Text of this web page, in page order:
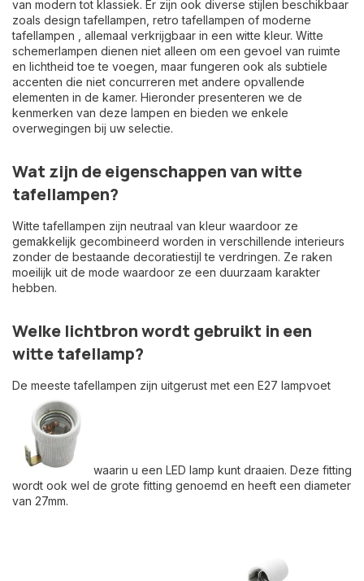
van modern tot klassiek. Er zijn ook diverse stijlen beschikbaar
zoals design tafellampen retro tafellampen of moderne
tafellampen , allemaal verkrijgbaar in een witte kleur. Witte
schemerlampen dienen niet alleen om een gevoel van ruimte
en lichtheid toe te voegen, maar fungeren ook als subtiele
accenten die niet concurreren met andere opvallende
elementen in de kamer. Hieronder presenteren we de
kenmerken van deze lampen en bieden we enkele
overwegingen bij uw selectie.
Wat zijn de eigenschappen van witte
tafellampen?
Witte tafellampen zijn neutraal van kleur waardoor ze
gemakkelijk gecombineerd worden in verschillende interieurs
zonder de bestaande decoratiestijl te verdringen. Ze raken
moeilijk uit de mode waardoor ze een duurzaam karakter
hebben.
Welke lichtbron wordt gebruikt in een
witte tafellamp?
De meeste tafellampen zijn uitgerust met een E27 lampvoet
waarin u een LED lamp kunt draaien. Deze fitting
wordt ook wel de grote fitting genoemd en heeft een diameter
van 27mm.